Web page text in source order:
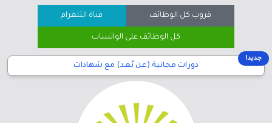
قروب كل الوظائف قناة التلغرام
كل الوظائف على الواتساب
جديد!
دورات مجانية (عن بُعد) مع شهادات